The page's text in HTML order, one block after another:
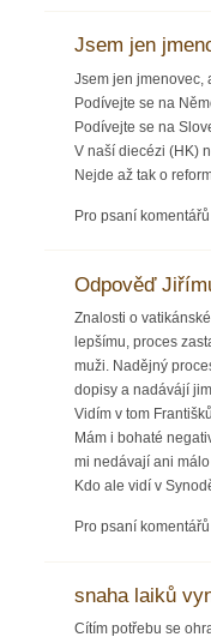
Jsem jen
Jsem jen jmenovec,
Podívejte se na
Podívejte se na
V naší diecézi (HK)
Nejde až tak o
Pro psaní
Odpověď
Znalosti o
lepšímu, proces
muži. Nadějný
dopisy a nadávájí
Vidím v tom
Mám i bohaté
mi nedávají ani
Kdo ale vidí v
Pro psaní
snaha laiků
Cítím potřebu se